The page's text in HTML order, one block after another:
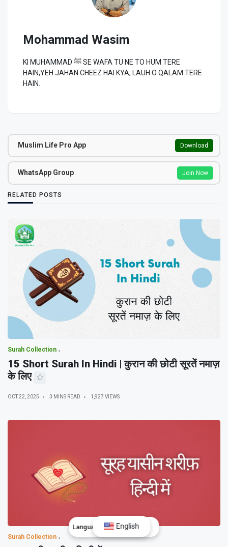
Language: English
English
Mohammad Wasim
KI MUHAMMAD ﷺ SE WAFA TU NE TO HUM TERE
HAIN,YEH JAHAN CHEEZ HAI KYA, LAUH O QALAM TERE
HAIN.
Muslim Life Pro App Download
WhatsApp Group Join Now
RELATED POSTS
Surah Collection
15 Short Surah In Hindi | कुरान की छोटी सूरतें नमाज़
के लिए
OCT 22, 2025 3 MINS READ 1,927 VIEWS
Surah Collection